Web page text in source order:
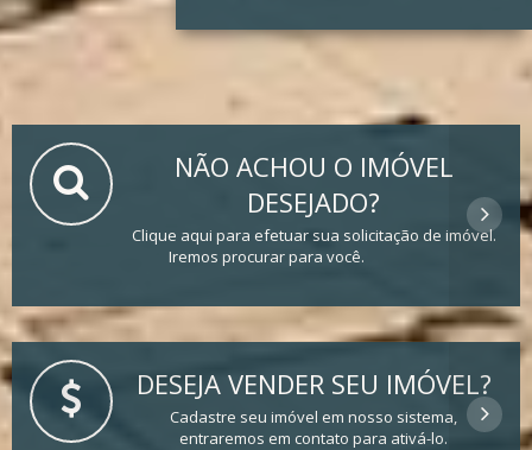
NÃO ACHOU O IMÓVEL
DESEJADO?
Clique aqui para efetuar sua solicitação de imóvel.
Iremos procurar para você.
DESEJA VENDER SEU IMÓVEL?
Cadastre seu imóvel em nosso sistema,
entraremos em contato para ativá-lo.